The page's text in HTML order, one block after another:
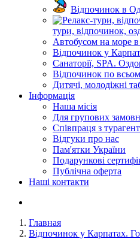
Відпочинок в
тури, відпочинок,
Автобусом на море
Відпочинок у
Санаторії, SPA.
Відпочинок по
Дитячі, молодіжні
Інформація
Наша місія
Для групових
Співпраця з
Відгуки про нас
Пам'ятки України
Подарункові
Публічна оферта
Наші контакти
Главная
Відпочинок у Карпатах.